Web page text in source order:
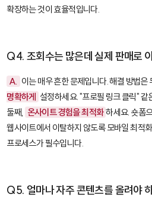
확장하는 것이 효율적입니다.
Q4. 조회수는 많은데 실제 판매로
A. 이는 매우 흔한 문제입니다. 해결 방법은
명확하게 설정하세요. "프로필 링크 클릭"
둘째, 온사이트 경험을 최적화하세요. 숏폼
웹사이트에서 이탈하지 않도록 모바일 최적
프로세스가 필수입니다.
Q5. 얼마나 자주 콘텐츠를 올려야